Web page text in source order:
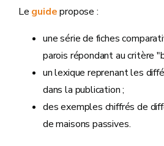
Le guidepropose :
une série de fiches
parois répondant au critère
un lexique reprenant les
dans la publication ;
des exemples chiffrés de
de maisons passives.